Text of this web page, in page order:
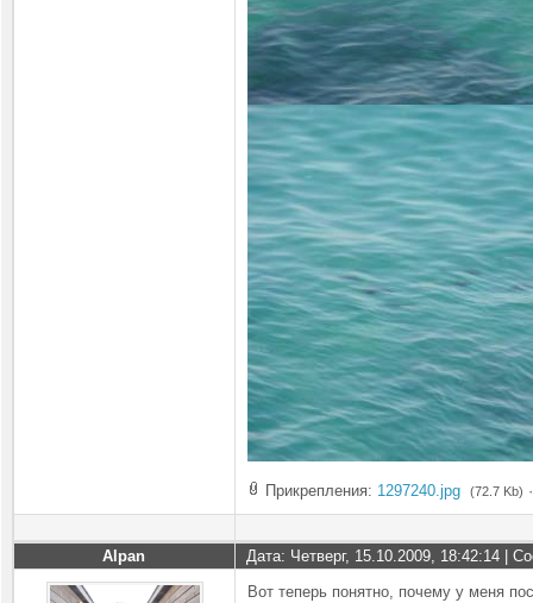
Прикрепления: 1297240.jpg (72.7 Kb)
Alpan Дата: Четверг, 15.10.2009, 18:42:14 |
Вот теперь понятно, почему у меня